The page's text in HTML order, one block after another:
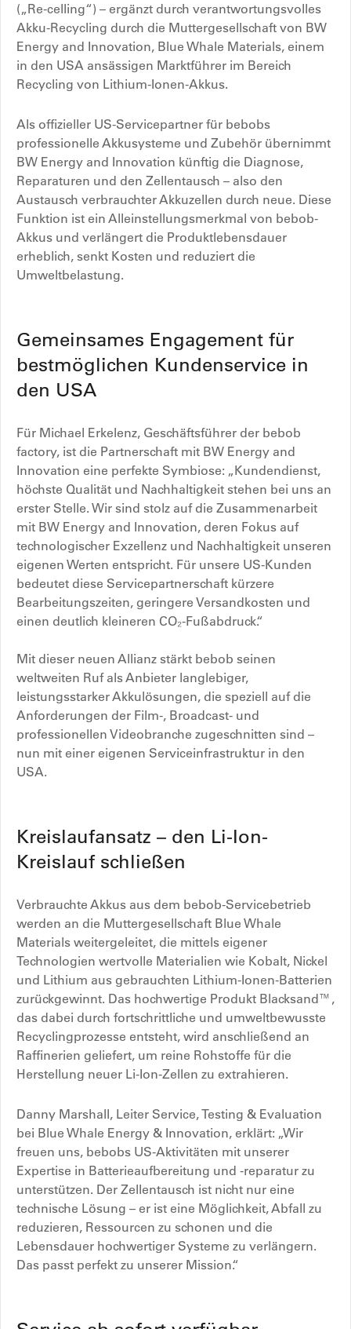
(„Re-celling“) – ergänzt durch verantwortungsvolles
Akku-Recycling durch die Muttergesellschaft von BW
Energy and Innovation, Blue Whale Materials, einem
in den USA ansässigen Marktführer im Bereich
Recycling von Lithium-Ionen-Akkus.
Als offizieller US-Servicepartner für bebobs
professionelle Akkusysteme und Zubehör übernimmt
BW Energy and Innovation künftig die Diagnose,
Reparaturen und den Zellentausch – also den
Austausch verbrauchter Akkuzellen durch neue. Diese
Funktion ist ein Alleinstellungsmerkmal von bebob-
Akkus und verlängert die Produktlebensdauer
erheblich, senkt Kosten und reduziert die
Umweltbelastung.
Gemeinsames Engagement für
bestmöglichen Kundenservice in
den USA
Für Michael Erkelenz, Geschäftsführer der bebob
factory, ist die Partnerschaft mit BW Energy and
Innovation eine perfekte Symbiose: „Kundendienst,
höchste Qualität und Nachhaltigkeit stehen bei uns an
erster Stelle. Wir sind stolz auf die Zusammenarbeit
mit BW Energy and Innovation, deren Fokus auf
technologischer Exzellenz und Nachhaltigkeit unseren
eigenen Werten entspricht. Für unsere US-Kunden
bedeutet diese Servicepartnerschaft kürzere
Bearbeitungszeiten, geringere Versandkosten und
einen deutlich kleineren CO₂-Fußabdruck.“
Mit dieser neuen Allianz stärkt bebob seinen
weltweiten Ruf als Anbieter langlebiger,
leistungsstarker Akkulösungen, die speziell auf die
Anforderungen der Film-, Broadcast- und
professionellen Videobranche zugeschnitten sind –
nun mit einer eigenen Serviceinfrastruktur in den
USA.
Kreislaufansatz – den Li-Ion-
Kreislauf schließen
Verbrauchte Akkus aus dem bebob-Servicebetrieb
werden an die Muttergesellschaft Blue Whale
Materials weitergeleitet, die mittels eigener
Technologien wertvolle Materialien wie Kobalt, Nickel
und Lithium aus gebrauchten Lithium-Ionen-Batterien
zurückgewinnt. Das hochwertige Produkt Blacksand™,
das dabei durch fortschrittliche und umweltbewusste
Recyclingprozesse entsteht, wird anschließend an
Raffinerien geliefert, um reine Rohstoffe für die
Herstellung neuer Li-Ion-Zellen zu extrahieren.
Danny Marshall, Leiter Service, Testing & Evaluation
bei Blue Whale Energy & Innovation, erklärt: „Wir
freuen uns, bebobs US-Aktivitäten mit unserer
Expertise in Batterieaufbereitung und -reparatur zu
unterstützen. Der Zellentausch ist nicht nur eine
technische Lösung – er ist eine Möglichkeit, Abfall zu
reduzieren, Ressourcen zu schonen und die
Lebensdauer hochwertiger Systeme zu verlängern.
Das passt perfekt zu unserer Mission.“